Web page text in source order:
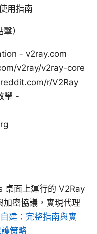
用指南
）
- v2ray.com
v2ray/v2ray-core
r/V2Ray
學 -
桌面上運行的 V2Ray
加密協議，實現代理
建：完整指南與實
策略